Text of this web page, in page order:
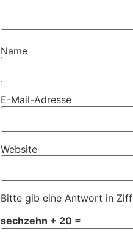
Name
E-Mail-Adresse
Website
Bitte gib eine Antwort in
sechzehn + 20 =